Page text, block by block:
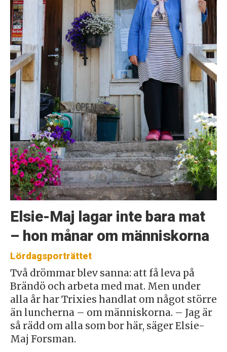
Elsie-Maj lagar inte bara mat
– hon månar om människorna
Lördagsporträttet
Två drömmar blev sanna: att få leva på
Brändö och arbeta med mat. Men under
alla år har Trixies handlat om något större
än luncherna – om människorna. – Jag är
så rädd om alla som bor här, säger Elsie-
Maj Forsman.